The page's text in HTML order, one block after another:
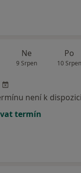
Ne
9 Srpen
Po
10 Srpen
není k dispozici
termín